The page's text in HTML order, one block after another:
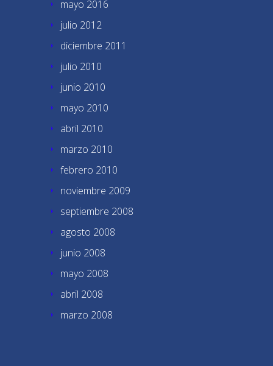
mayo 2016
julio 2012
diciembre 2011
julio 2010
junio 2010
mayo 2010
abril 2010
marzo 2010
febrero 2010
noviembre 2009
septiembre 2008
agosto 2008
junio 2008
mayo 2008
abril 2008
marzo 2008